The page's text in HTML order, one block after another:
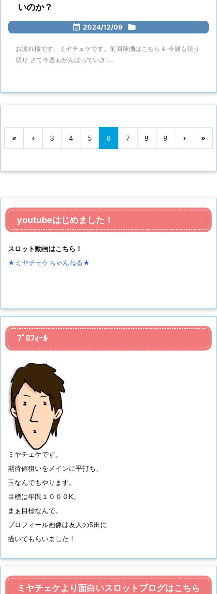
いのか？
 2024/12/09 
お疲れ様です、ミヤチェケです。前回稼働はこちら↓ 今週も張り
切り さて今週もがんばっていき ...
« ‹ 3 4 5 6 7 8 9 › »
youtubeはじめました！
スロット動画はこちら！
★ミヤチェケちゃんねる★
ﾌﾟﾛﾌｨｰﾙ
ミヤチェケです。
期待値狙いをメインに平打ち、
玉なんでもやります。
目標は年間１０００K。
まぁ目標なんで。
プロフィール画像は友人のS田に
描いてもらいました！
ミヤチェケより面白いスロットブログはこちら